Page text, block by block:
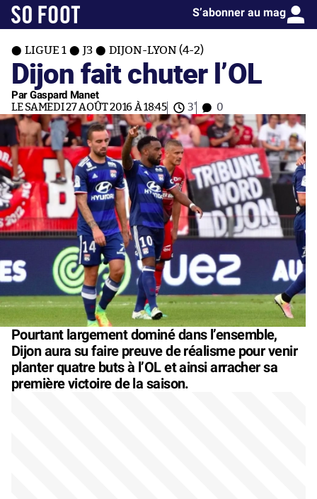
S’abonner au mag
LIGUE 1 J3 DIJON-LYON (4-2)
Dijon fait chuter l’OL
Par Gaspard Manet
LE SAMEDI 27 AOÛT 2016 À 18:45 3' 0
Pourtant largement dominé dans l’ensemble,
Dijon aura su faire preuve de réalisme pour venir
planter quatre buts à l’OL et ainsi arracher sa
première victoire de la saison.